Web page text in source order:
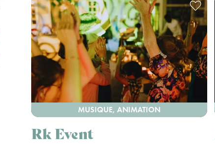
MUSIQUE, ANIMATION
Rk Event